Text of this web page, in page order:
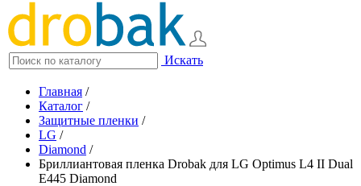
Искать
Главная /
Каталог /
Защитные пленки /
LG /
Diamond /
Бриллиантовая пленка Drobak для LG Optimus L4 II Dual
E445 Diamond